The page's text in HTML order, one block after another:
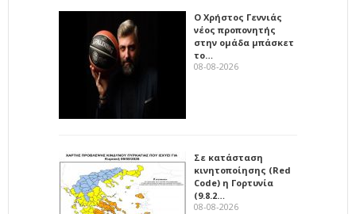
Ο Χρήστος Γεννιάς
νέος προπονητής
στην ομάδα μπάσκετ
το…
08-08-2026
Σε κατάσταση
κινητοποίησης (Red
Code) η Γορτυνία
(9.8.2…
08-08-2026